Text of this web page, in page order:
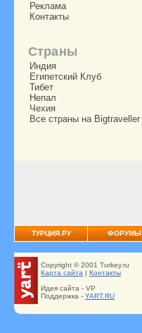
Реклама
Контакты
Страны
Индия
Египетский Клуб
Тибет
Непал
Чехия
Все страны на Bigtraveller
ТУРЦИЯ.РУ ФОРУМЫ
Copyright © 2001 Turkey.ru
Карта сайта | Контакты
Идея сайта - VP
Поддержка - YART.RU